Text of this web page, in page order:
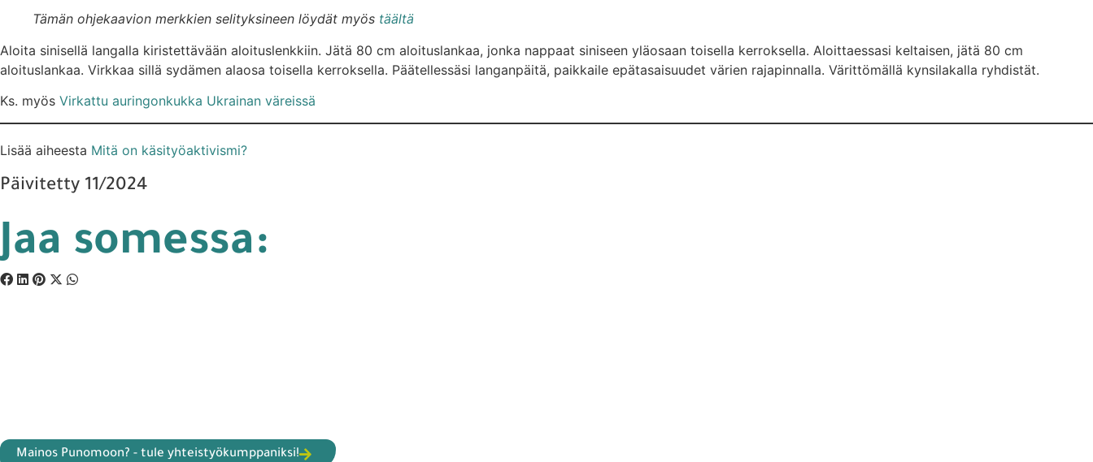
Tämän ohjekaavion merkkien selityksineen löydät myös täältä
Aloita sinisellä langalla kiristettävään aloituslenkkiin. Jätä 80 cm aloituslankaa, jonka nappaat siniseen yläosaan toisella kerroksella. Aloittaessasi keltaisen, jätä 80 cm
aloituslankaa. Virkkaa sillä sydämen alaosa toisella kerroksella. Päätellessäsi langanpäitä, paikkaile epätasaisuudet värien rajapinnalla. Värittömällä kynsilakalla ryhdistät.
Ks. myös Virkattu auringonkukka Ukrainan väreissä
Lisää aiheesta Mitä on käsityöaktivismi?
Päivitetty 11/2024
Jaa somessa:
Mainos Punomoon? - tule yhteistyökumppaniksi!